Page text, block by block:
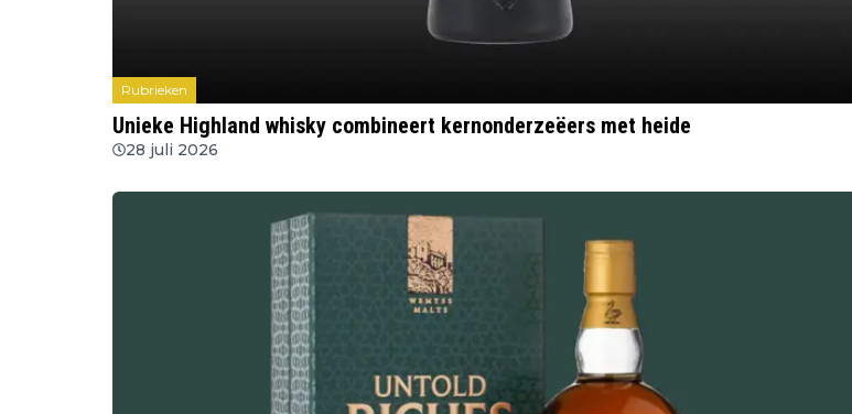
Rubrieken
Unieke Highland whisky combineert kernonderzeëers met heide
28 juli 2026